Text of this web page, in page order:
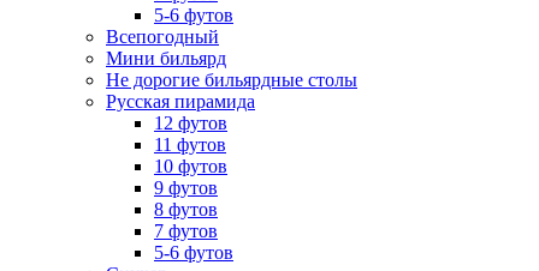
5-6 футов
Всепогодный
Мини бильярд
Не дорогие бильярдные столы
Русская пирамида
12 футов
11 футов
10 футов
9 футов
8 футов
7 футов
5-6 футов